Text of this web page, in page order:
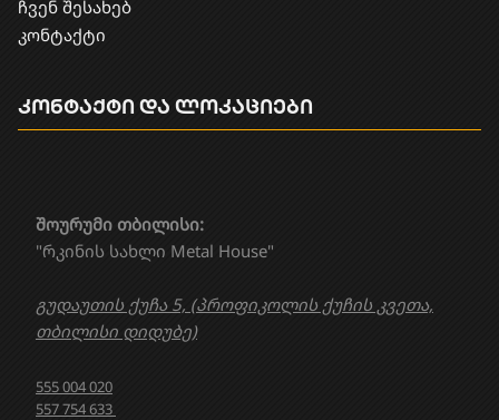
ჩვენ შესახებ
კონტაქტი
შოურუმი თბილისი:
"რკინის სახლი Metal House"
გუდაუთის ქუჩა 5, (პროფიკოლის ქუჩის კვეთა,
თბილისი დიდუბე)
555 004 020
557 754 633
კონტაქტი და ლოკაციები